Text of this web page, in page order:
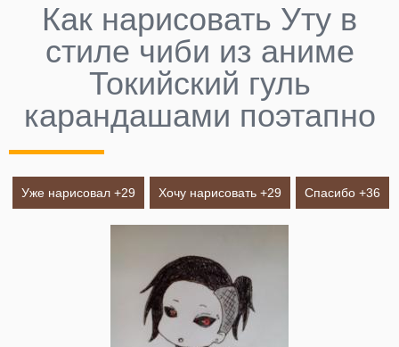
Как нарисовать Уту в
стиле чиби из аниме
Токийский гуль
карандашами поэтапно
Уже нарисовал +29 Хочу нарисовать +29 Спасибо +36